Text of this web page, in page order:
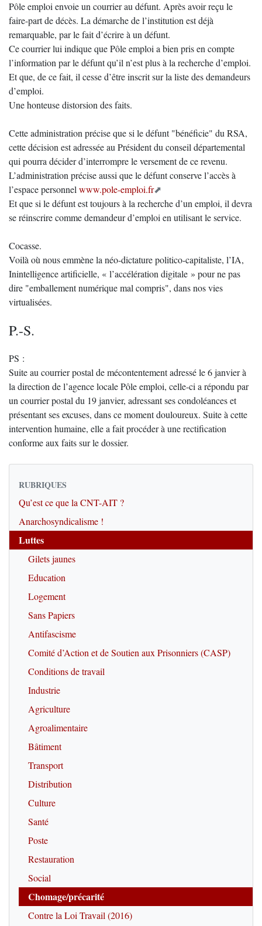
Pôle emploi envoie un courrier au défunt. Après avoir reçu le
faire-part de décès. La démarche de l’institution est déjà
remarquable, par le fait d’écrire à un défunt.
Ce courrier lui indique que Pôle emploi a bien pris en compte
l’information par le défunt qu’il n’est plus à la recherche d’emploi.
Et que, de ce fait, il cesse d’être inscrit sur la liste des demandeurs
d’emploi.
Une honteuse distorsion des faits.
Cette administration précise que si le défunt "bénéficie" du RSA,
cette décision est adressée au Président du conseil départemental
qui pourra décider d’interrompre le versement de ce revenu.
L’administration précise aussi que le défunt conserve l’accès à
l’espace personnel www.pole-emploi.fr
Et que si le défunt est toujours à la recherche d’un emploi, il devra
se réinscrire comme demandeur d’emploi en utilisant le service.
Cocasse.
Voilà où nous emmène la néo-dictature politico-capitaliste, l’IA,
Inintelligence artificielle, « l’accélération digitale » pour ne pas
dire "emballement numérique mal compris", dans nos vies
virtualisées.
P.-S.
PS :
Suite au courrier postal de mécontentement adressé le 6 janvier à
la direction de l’agence locale Pôle emploi, celle-ci a répondu par
un courrier postal du 19 janvier, adressant ses condoléances et
présentant ses excuses, dans ce moment douloureux. Suite à cette
intervention humaine, elle a fait procéder à une rectification
conforme aux faits sur le dossier.
RUBRIQUES
Qu’est ce que la CNT-AIT ?
Anarchosyndicalisme !
Luttes
Gilets jaunes
Education
Logement
Sans Papiers
Antifascisme
Comité d’Action et de Soutien aux Prisonniers (CASP)
Conditions de travail
Industrie
Agriculture
Agroalimentaire
Bâtiment
Transport
Distribution
Culture
Santé
Poste
Restauration
Social
Chomage/précarité
Contre la Loi Travail (2016)